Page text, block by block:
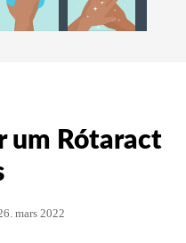
um Rótaract
mars 2022